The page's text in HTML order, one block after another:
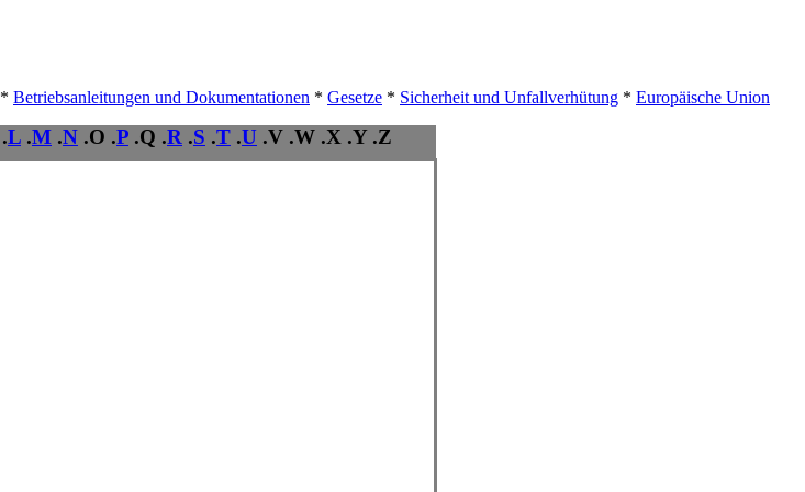
* Betriebsanleitungen und Dokumentationen * Gesetze * Sicherheit und Unfallverhütung * Europäische Union
.L .M .N .O .P .Q .R .S .T .U .V .W .X .Y .Z